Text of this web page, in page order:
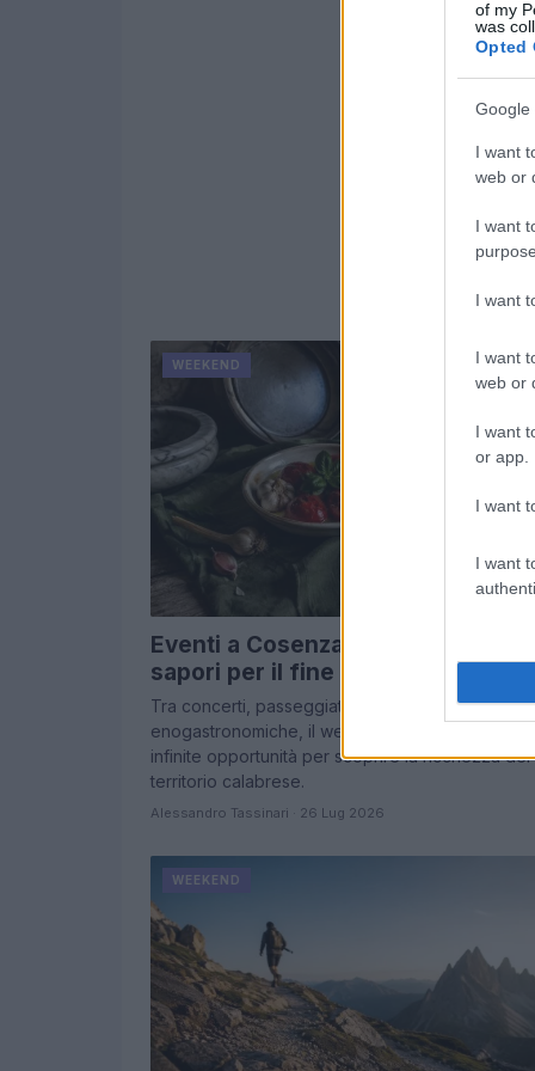
of my
was
Opted
Google
I want
web or
I want
I want
I want
web or
I want
or app.
I want
I want
WEEKEND
Eventi a Cosenza: concerti, borghi
sapori per il fine settimana
Tra concerti, passeggiate culturali e
enogastronomiche, il weekend a Cosenza offre
infinite opportunità per scoprire la ricchezza del
territorio calabrese.
Alessandro Tassinari · 26 Lug 2026
WEEKEND